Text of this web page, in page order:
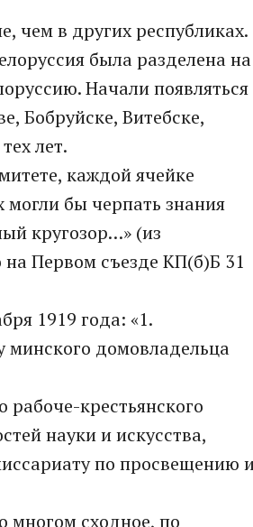
чем в других республиках.
была разделена на
Начали появляться
Бобруйске, Витебске,
лет.
каждой ячейке
бы черпать знания
кругозор…» (из
Первом съезде КП(б)Б 31
1919 года: «1.
минского домовладельца
рабоче-крестьянского
науки и искусства,
по просвещению
многом сходное, по